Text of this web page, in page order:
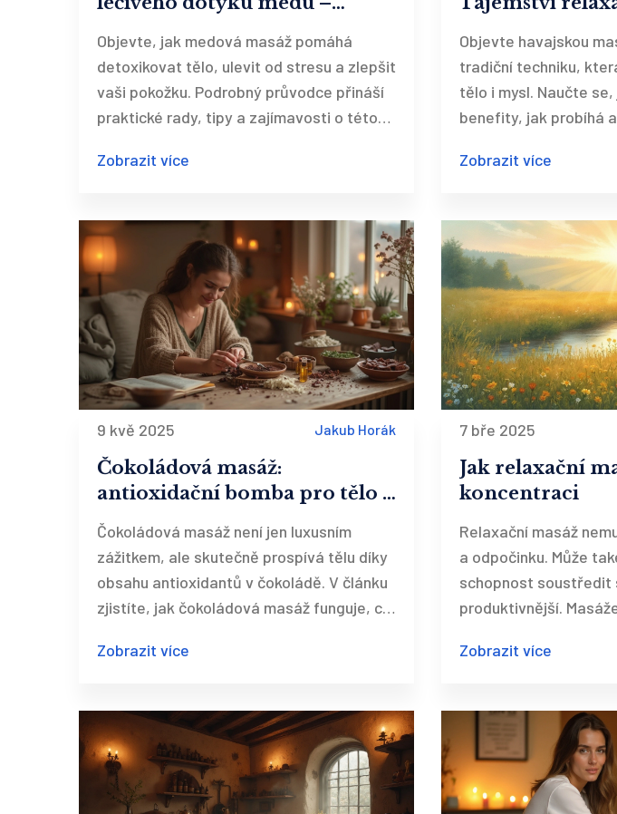
krokem
Objevte, jak medová masáž pomáhá
detoxikovat tělo, ulevit od stresu a zlepšit
vaši pokožku. Podrobný průvodce přináší
praktické rady, tipy a zajímavosti o této
Zobrazit více
Objevte havajskou
tradiční techniku,
tělo i mysl. Naučte
benefity, jak probíhá
Zobrazit více
9 kvě 2025 Jakub Horák
Čokoládová masáž:
antioxidační bomba pro tělo i
mysl
Čokoládová masáž není jen luxusním
zážitkem, ale skutečně prospívá tělu díky
obsahu antioxidantů v čokoládě. V článku
zjistíte, jak čokoládová masáž funguje, co
proč je tato technika čím dál populárnější.
už v salonu, nebo doma. Poradím také, kdo
by si měl dát pozor a jak poznat kvalitní
čokoládu vhodnou k masáži. Získáte
konkrétní rady, abyste si zážitek mohli
zařídit po svém.
Zobrazit více
7 bře 2025
Jak relaxační
koncentraci
Relaxační masáž
a odpočinku. Může
schopnost soustředit
produktivnější.
koncentraci. Obsahuje
do svého životního
účinek.
Zobrazit více